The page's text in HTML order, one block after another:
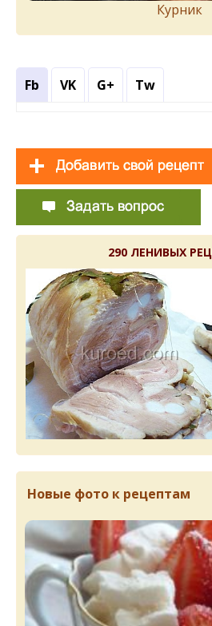
Курник
Fb VK G+ Tw
290 ЛЕНИВЫХ
Новые фото к рецептам